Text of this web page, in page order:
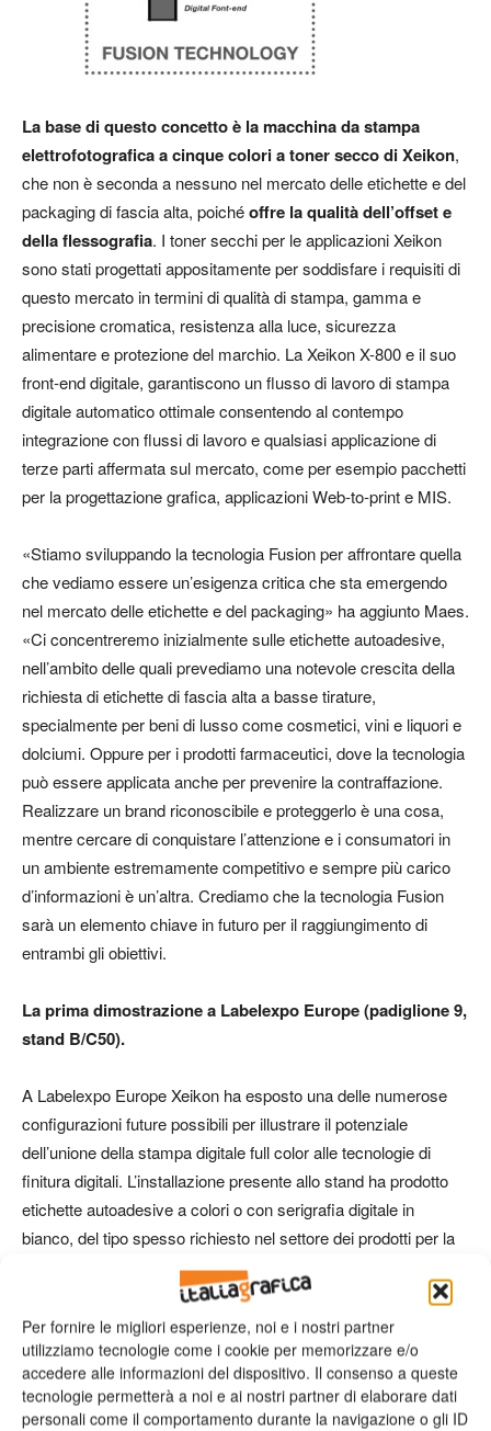
Per fornire le migliori esperienze, noi e i nostri partner
utilizziamo tecnologie come i cookie per memorizzare e/o
accedere alle informazioni del dispositivo. Il consenso a queste
tecnologie permetterà a noi e ai nostri partner di elaborare dati
personali come il comportamento durante la navigazione o gli ID
La base di questo concetto è la macchina da stampa
elettrofotografica a cinque colori a toner secco di Xeikon,
che non è seconda a nessuno nel mercato delle etichette e del
packaging di fascia alta, poichéoffre la qualità dell’offset e
della flessografia. I toner secchi per le applicazioni Xeikon
sono stati progettati appositamente per soddisfare i requisiti di
questo mercato in termini di qualità di stampa, gamma e
precisione cromatica, resistenza alla luce, sicurezza
alimentare e protezione del marchio. La Xeikon X-800 e il suo
front-end digitale, garantiscono un flusso di lavoro di stampa
digitale automatico ottimale consentendo al contempo
integrazione con flussi di lavoro e qualsiasi applicazione di
terze parti affermata sul mercato, come per esempio pacchetti
per la progettazione grafica, applicazioni Web-to-print e MIS.
«Stiamo sviluppando la tecnologia Fusion per affrontare quella
che vediamo essere un’esigenza critica che sta emergendo
nel mercato delle etichette e del packaging» ha aggiunto Maes.
«Ci concentreremo inizialmente sulle etichette autoadesive,
nell’ambito delle quali prevediamo una notevole crescita della
richiesta di etichette di fascia alta a basse tirature,
specialmente per beni di lusso come cosmetici, vini e liquori e
dolciumi. Oppure per i prodotti farmaceutici, dove la tecnologia
può essere applicata anche per prevenire la contraffazione.
Realizzare un brand riconoscibile e proteggerlo è una cosa,
mentre cercare di conquistare l’attenzione e i consumatori in
un ambiente estremamente competitivo e sempre più carico
d’informazioni è un’altra. Crediamo che la tecnologia Fusion
sarà un elemento chiave in futuro per il raggiungimento di
entrambi gli obiettivi.
La prima dimostrazione a Labelexpo Europe (padiglione 9,
stand B/C50).
A Labelexpo Europe Xeikon ha esposto una delle numerose
configurazioni future possibili per illustrare il potenziale
dell’unione della stampa digitale full color alle tecnologie di
finitura digitali. L’installazione presente allo stand ha prodotto
etichette autoadesive a colori o con serigrafia digitale in
bianco, del tipo spesso richiesto nel settore dei prodotti per la
salute e la bellezza o nell’industria delle bevande di lusso. La
serigrafia digitale in bianco è creata da un modulo separato da
quello per la stampa a cinque colori. Ma entrambi i moduli
sono gestiti dallo stesso front-end digitale in un workflow di
produzione automatico.